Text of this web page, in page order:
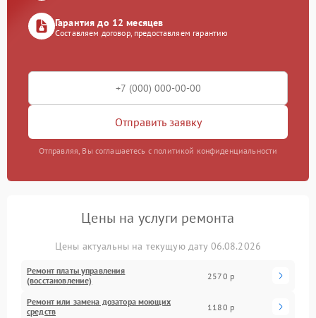
Гарантия до 12 месяцев
Составляем договор, предоставляем гарантию
Отправить заявку
Отправляя, Вы соглашаетесь с политикой конфиденциальности
Цены на услуги ремонта
Цены актуальны на текущую дату 06.08.2026
Ремонт платы управления
(восстановление)
2570 р
Ремонт или замена дозатора моющих
средств
1180 р